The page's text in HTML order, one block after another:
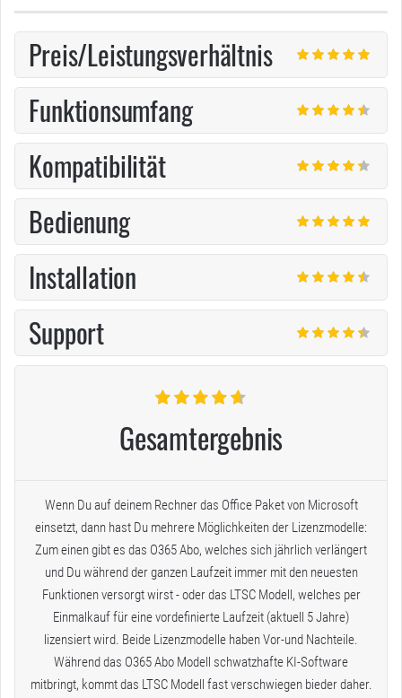
Preis/Leistungsverhältnis
Funktionsumfang
Kompatibilität
Bedienung
Installation
Support
Gesamtergebnis
Wenn Du auf deinem Rechner das Office Paket von Microsoft
einsetzt, dann hast Du mehrere Möglichkeiten der Lizenzmodelle:
Zum einen gibt es das O365 Abo, welches sich jährlich verlängert
und Du während der ganzen Laufzeit immer mit den neuesten
Funktionen versorgt wirst - oder das LTSC Modell, welches per
Einmalkauf für eine vordefinierte Laufzeit (aktuell 5 Jahre)
lizensiert wird. Beide Lizenzmodelle haben Vor-und Nachteile.
Während das O365 Abo Modell schwatzhafte KI-Software
mitbringt, kommt das LTSC Modell fast verschwiegen bieder daher.